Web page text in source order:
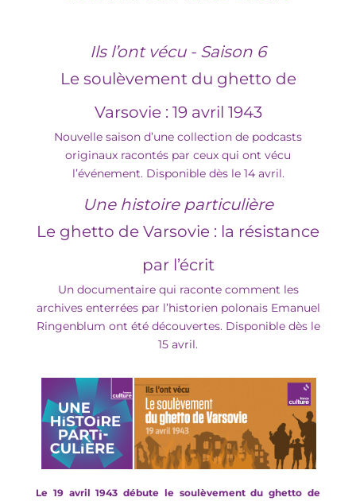
Ils l’ont vécu- Saison 6
Le soulèvement du ghetto de
Varsovie: 19 avril 1943
Nouvelle saison d’une collection de podcasts
originaux racontés par ceux qui ont vécu
l’événement. Disponible dès le 14 avril.
Une histoire particulière
Le ghetto de Varsovie : la résistance
par l’écrit
Un documentairequi raconte comment les
archives enterréespar l’historien polonais Emanuel
Ringenblum ont été découvertes. Disponible dès le
15 avril.
Le 19 avril 1943 débute le soulèvement du ghetto de